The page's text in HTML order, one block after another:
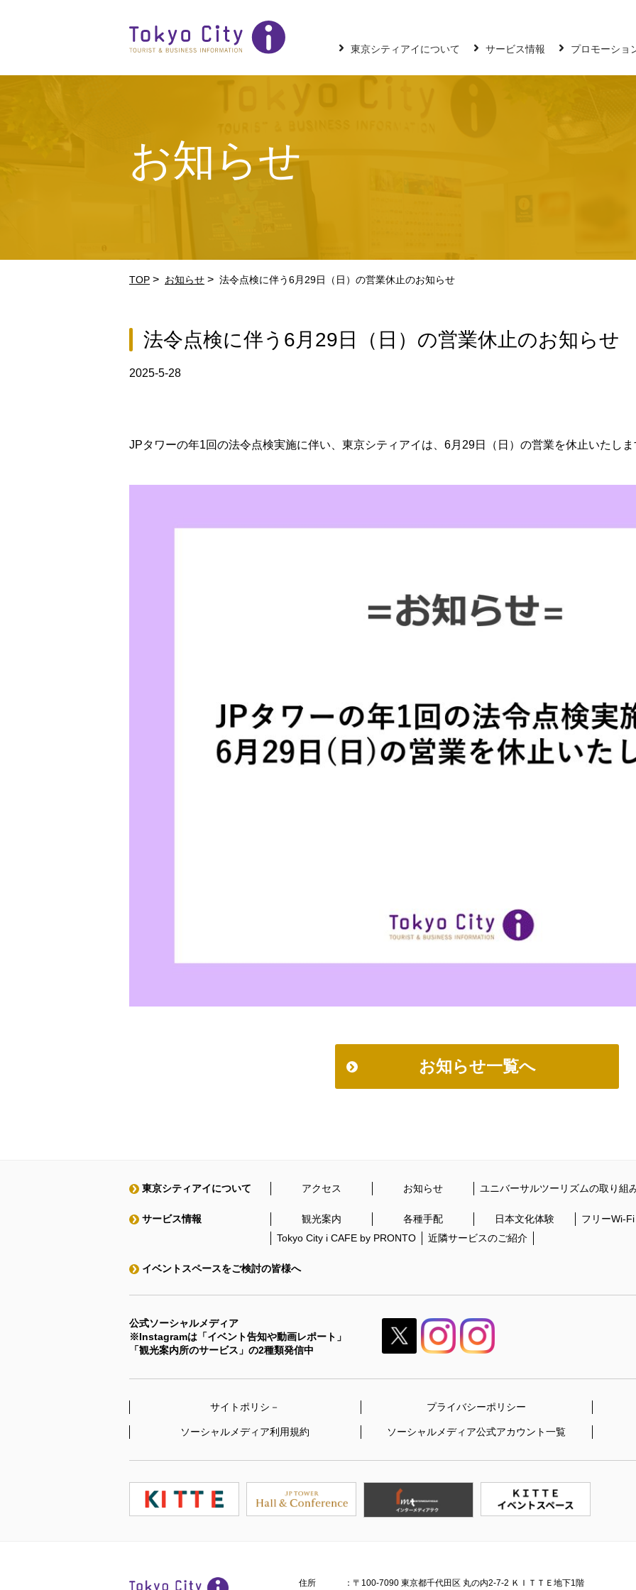
東京シティアイについて サービス情報 プロモーショ
お知らせ
TOP > お知らせ > 法令点検に伴う6月29日（日）の営業休止のお知らせ
法令点検に伴う6月29日（日）の営業休止のお知らせ
2025-5-28
JPタワーの年1回の法令点検実施に伴い、東京シティアイは、6月29日（日）の営業を休止いたし
お知らせ一覧へ
東京シティアイについて アクセス お知らせ ユニバーサルツーリズムの取り組
サービス情報 観光案内 各種手配 日本文化体験
フリーWi-
Tokyo City i CAFE by PRONTO
近隣サービスのご紹介
イベントスペースをご検討の皆様へ
公式ソーシャルメディア
※Instagramは「イベント告知や動画レポート」
「観光案内所のサービス」の2種類発信中
サイトポリシ－ プライバシーポリシー
ソーシャルメディア利用規約 ソーシャルメディア公式アカウント一覧
住所 ：〒100-7090 東京都千代田区 丸の内2-7-2 ＫＩＴＴＥ地下1階